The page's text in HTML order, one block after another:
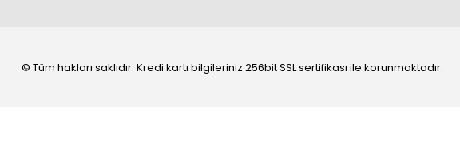
© Tüm hakları saklıdır. Kredi kartı bilgileriniz 256bit SSL sertifikası ile korunmaktadır.